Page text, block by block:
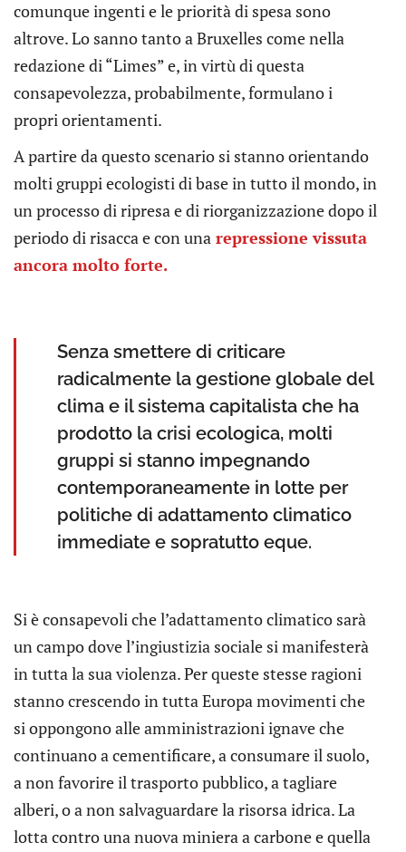
comunque ingenti e le priorità di spesa sono
altrove. Lo sanno tanto a Bruxelles come nella
redazione di “Limes” e, in virtù di questa
consapevolezza, probabilmente, formulano i
propri orientamenti.
A partire da questo scenario si stanno orientando
molti gruppi ecologisti di base in tutto il mondo, in
un processo di ripresa e di riorganizzazione dopo il
periodo di risacca e con una repressione vissuta
ancora molto forte.
Senza smettere di criticare
radicalmente la gestione globale del
clima e il sistema capitalista che ha
prodotto la crisi ecologica, molti
gruppi si stanno impegnando
contemporaneamente in lotte per
politiche di adattamento climatico
immediate e sopratutto eque.
Si è consapevoli che l’adattamento climatico sarà
un campo dove l’ingiustizia sociale si manifesterà
in tutta la sua violenza. Per queste stesse ragioni
stanno crescendo in tutta Europa movimenti che
si oppongono alle amministrazioni ignave che
continuano a cementificare, a consumare il suolo,
a non favorire il trasporto pubblico, a tagliare
alberi, o a non salvaguardare la risorsa idrica. La
lotta contro una nuova miniera a carbone e quella